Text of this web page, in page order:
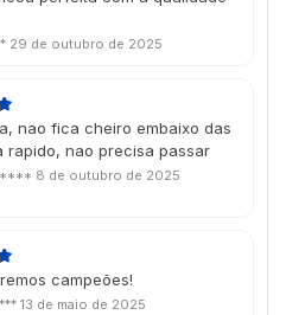
29 de outubro de 2025
nao fica cheiro embaixo das
rapido, nao precisa passar
8 de outubro de 2025
campeões!
13 de maio de 2025